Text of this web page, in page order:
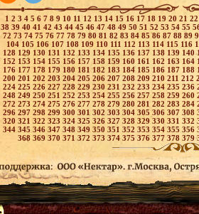
1 2 3 4 5 6 7 8 9 10 11 12 13 14 15 16 17 18 19 20 21
38 39 40 41 42 43 44 45 46 47 48 49 50 51 52 53 54 55
72 73 74 75 76 77 78 79 80 81 82 83 84 8586 87 88 89
104 105 106 107 108 109 110 111 112 113 114 115 116
128 129 130 131 132 133 134 135 136 137 138 139 140
152 153 154 155 156 157 158 159 160 161 162 163 164
176 177 178 179 180 181182 183 184 185 186 187 188
200 201 202 203 204 205 206 207 208 209 210 211 212
224 225 226 227 228 229 230 231 232 233 234 235 236
248 249 250 251 252 253 254 255 256 257 258 259 260
272 273 274 275 276 277 278 279 280 281 282 283 284
296 297 298 299 300 301 302 303 304 305 306 307 308
320 321 322 323 324 325 326 327 328 329 330 331 332
344 345 346 347 348 349 350 351 352 353 354 355 356
368 369 370 371 372 373 374 375 376 377 378 379